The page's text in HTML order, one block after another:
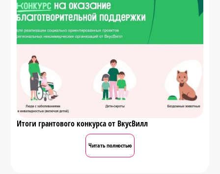
Итоги грантового конкурса от ВкусВилл
Читать полностью